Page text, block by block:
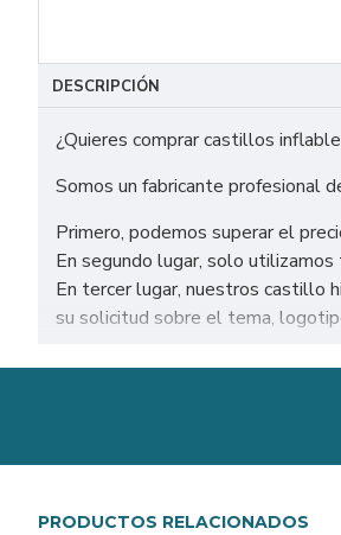
DESCRIPCIÓN
¿Quieres comprar castillos
Somos un fabricante profesional
Primero, podemos superar el
En segundo lugar, solo
En tercer lugar, nuestros castillo
su solicitud sobre el tema,
Venta de castillos inflables
Nuestra combinación de
PRODUCTOS RELACIONADOS